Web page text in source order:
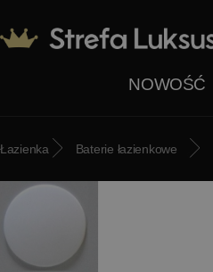
NOWOŚĆ
Łazienka Baterie łazienkowe